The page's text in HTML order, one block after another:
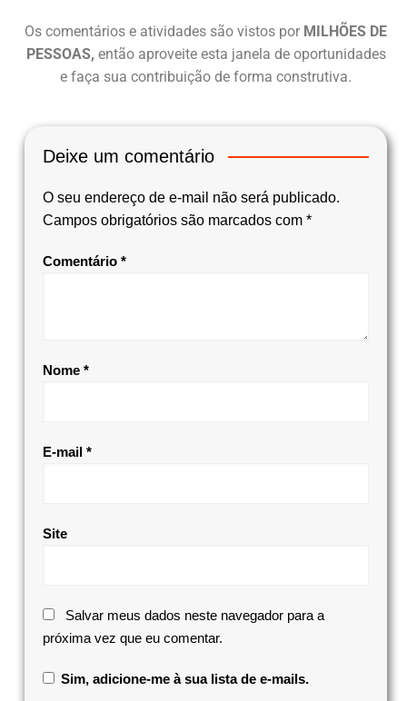
Os comentários e atividades são vistos por MILHÕES DE
PESSOAS, então aproveite esta janela de oportunidades
e faça sua contribuição de forma construtiva.
Deixe um comentário
O seu endereço de e-mail não será publicado.
Campos obrigatórios são marcados com *
Comentário *
Nome *
E-mail *
Site
Salvar meus dados neste navegador para a
próxima vez que eu comentar.
Sim, adicione-me à sua lista de e-mails.